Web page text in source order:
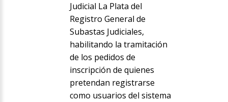
Judicial La Plata del
Registro General de
Subastas Judiciales,
habilitando la tramitación
de los pedidos de
inscripción de quienes
pretendan registrarse
como usuarios del sistema